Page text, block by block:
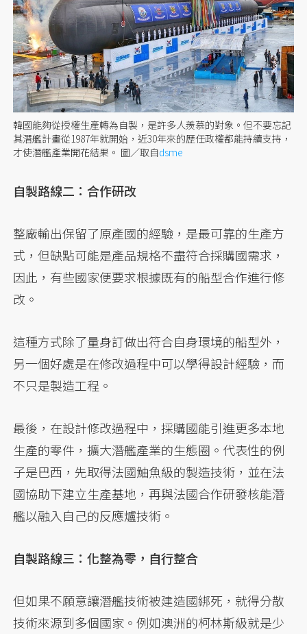
韓國能夠從授權生產轉為自製，是許多人羨慕的對象。但不要忘記
其潛艦計畫從1987年就開始，近30年來的歷任政權都能持續支持，
才使潛艦產業開花結果。 圖／取自dsme
自製路線二：合作研改
整廠輸出保留了原產國的經驗，是最可靠的生產方
式，但缺點可能是產品規格不盡符合採購國需求，
因此，有些國家便要求根據既有的船型合作進行修
改。
這種方式除了量身訂做出符合自身環境的船型外，
另一個好處是在修改過程中可以學得設計經驗，而
不只是製造工程。
最後，在設計修改過程中，採購國能引進更多本地
生產的零件，擴大潛艦產業的生態圈。代表性的例
子是巴西，先取得法國鮋魚級的製造技術，並在法
國協助下建立生產基地，再與法國合作研發核能潛
艦以融入自己的反應爐技術。
自製路線三：化整為零，自行整合
但如果不願意讓潛艦技術被建造國綁死，就得分散
技術來源到多個國家。例如澳洲的柯林斯級就是少